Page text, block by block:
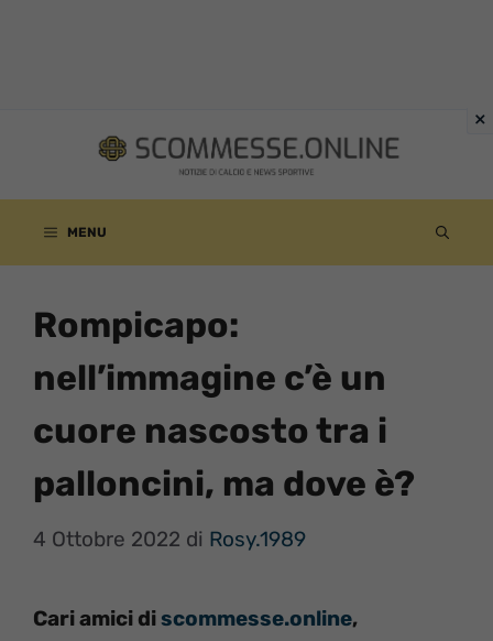
contenuto
MENU
Rompicapo:
nell’immagine c’è un
cuore nascosto tra i
palloncini, ma dove è?
4 Ottobre 2022 di Rosy.1989
Cari amici discommesse.online,